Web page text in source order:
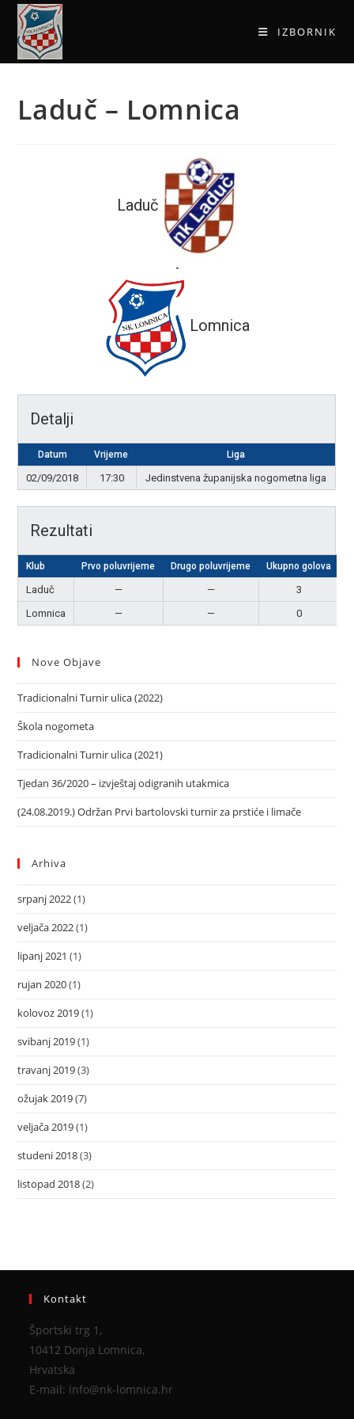
IZBORNIK
Laduč – Lomnica
Laduč
-
Lomnica
Detalji
Datum Vrijeme Liga
02/09/2018 17:30 Jedinstvena županijska nogometna liga
Rezultati
Klub Prvo poluvrijeme Drugo poluvrijeme Ukupno golova
Laduč — — 3
Lomnica
— — 0
Nove Objave
Tradicionalni Turnir ulica (2022)
Škola nogometa
Tradicionalni Turnir ulica (2021)
Tjedan 36/2020 – izvještaj odigranih utakmica
(24.08.2019.) Održan Prvi bartolovski turnir za prstiće i limače
Arhiva
srpanj 2022(1)
veljača 2022(1)
lipanj 2021 (1)
rujan 2020(1)
kolovoz 2019(1)
svibanj 2019(1)
travanj 2019(3)
ožujak 2019(7)
veljača 2019(1)
studeni 2018(3)
listopad 2018(2)
Kontakt
Športski trg 1,
10412 Donja Lomnica,
Hrvatska
E-mail: info@nk-lomnica.hr